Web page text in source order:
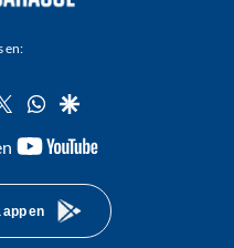
en:
twitterwhatsapp
google
youtube-
en